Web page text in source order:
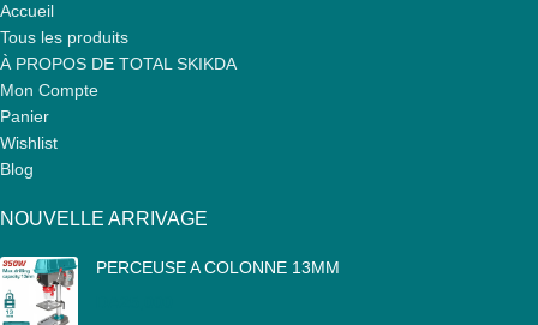
Accueil
Tous les produits
À PROPOS DE TOTAL SKIKDA
Mon Compte
Panier
Wishlist
Blog
NOUVELLE ARRIVAGE
PERCEUSE A COLONNE 13MM